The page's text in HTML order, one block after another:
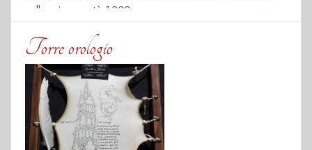
nella prima metà 1200
Torre orologio